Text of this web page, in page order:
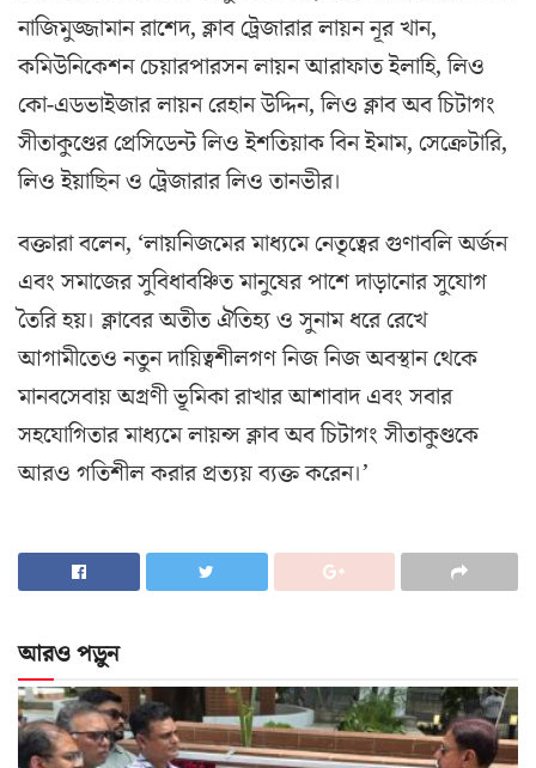
নাজিমুজ্জামান রাশেদ, ক্লাব ট্রেজারার লায়ন নূর খান,
কমিউনিকেশন চেয়ারপারসন লায়ন আরাফাত ইলাহি, লিও
কো-এডভাইজার লায়ন রেহান উদ্দিন, লিও ক্লাব অব চিটাগং
সীতাকুণ্ডের প্রেসিডেন্ট লিও ইশতিয়াক বিন ইমাম, সেক্রেটারি,
লিও ইয়াছিন ও ট্রেজারার লিও তানভীর।
বক্তারা বলেন, ‘লায়নিজমের মাধ্যমে নেতৃত্বের গুণাবলি অর্জন
এবং সমাজের সুবিধাবঞ্চিত মানুষের পাশে দাড়ানোর সুযোগ
তৈরি হয়। ক্লাবের অতীত ঐতিহ্য ও সুনাম ধরে রেখে
আগামীতেও নতুন দায়িত্বশীলগণ নিজ নিজ অবস্থান থেকে
মানবসেবায় অগ্রণী ভূমিকা রাখার আশাবাদ এবং সবার
সহযোগিতার মাধ্যমে লায়ন্স ক্লাব অব চিটাগং সীতাকুণ্ডকে
আরও গতিশীল করার প্রত্যয় ব্যক্ত করেন।’
আরও পড়ুন